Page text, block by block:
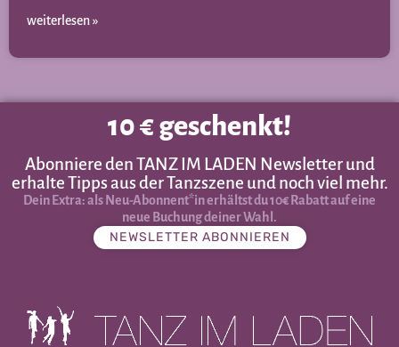
weiterlesen »
10 € geschenkt!
Abonniere den TANZ IM LADEN Newsletter und
erhalte Tipps aus der Tanzszene und noch viel mehr.
Dein Extra: als Neu-Abonnent*in erhältst du 10€ Rabatt auf eine
neue Buchung deiner Wahl.
NEWSLETTER ABONNIEREN